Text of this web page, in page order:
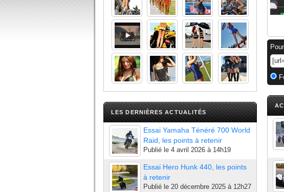
LES DERNIÈRES ACTUALITÉS
Essai Yamaha Ténéré 700 World
Raid, les points à retenir
Publié le 4 avril 2026 à 14h19
Essai Hero Hunk 440, les points
à retenir
Publié le 20 décembre 2025 à 12h27